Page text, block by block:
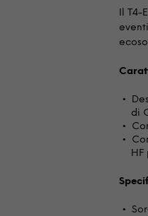
Il T4-
di
HF